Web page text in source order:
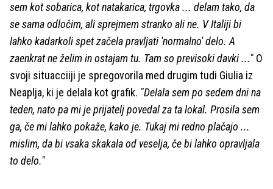
sem kot sobarica, kot natakarica, trgovka ... delam tako, da
se sama odločim, ali sprejmem stranko ali ne. V Italiji bi
lahko kadarkoli spet začela pravljati 'normalno' delo. A
zaenkrat ne želim in ostajam tu. Tam so previsoki davki ..." O
svoji situacciiji je spregovorila med drugim tudi Giulia iz
Neaplja, ki je delala kot grafik. "Delala sem po sedem dni na
teden, nato pa mi je prijatelj povedal za ta lokal. Prosila sem
ga, če mi lahko pokaže, kako je. Tukaj mi redno plačajo ...
mislim, da bi vsaka skakala od veselja, če bi lahko opravljala
to delo."